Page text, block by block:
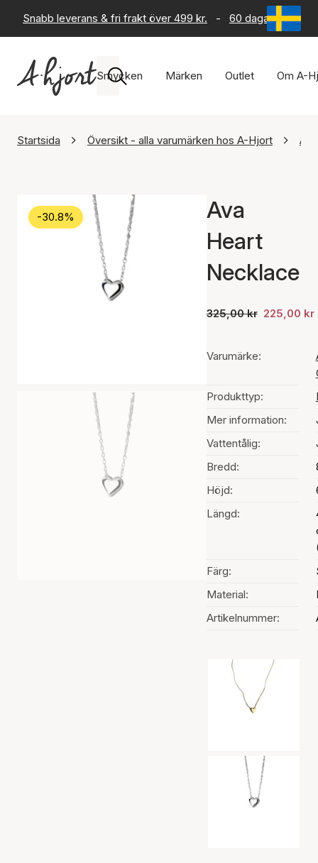
Snabb leverans & fri frakt över 499 kr. - 60 dagars
Smycken Märken Outlet Om A-
Startsida Översikt - alla varumärken hos A-Hjort
-30.8%
Ava
Heart
Necklace
325,00 kr 225,00 kr
Varumärke:
Produkttyp:
Mer information:
Vattentålig:
Bredd:
Höjd:
Längd:
Färg:
Material:
Artikelnummer:
Val av färg